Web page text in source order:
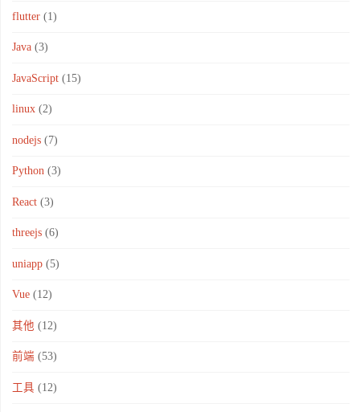
flutter(1)
Java(3)
JavaScript(15)
linux(2)
nodejs(7)
Python(3)
React(3)
threejs(6)
uniapp(5)
Vue(12)
其他 (12)
前端 (53)
工具 (12)